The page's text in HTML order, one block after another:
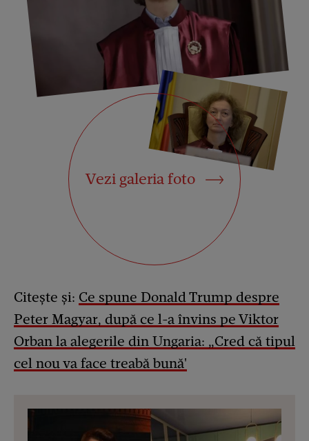
Vezi galeria foto
Citește și: Ce spune Donald Trump despre
Peter Magyar, după ce l-a învins pe Viktor
Orban la alegerile din Ungaria: „Cred că tipul
cel nou va face treabă bună'